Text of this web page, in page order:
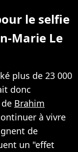
le selfie
Marie Le
plus de 23 000
donc
Brahim
à vivre
de
un "effet